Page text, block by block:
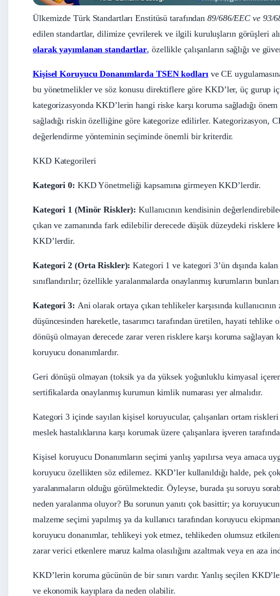
Ülkemizde Türk Standartları Enstitüsü tarafından89/686/EEC ve
edilen standartlar, dilimize çevrilerek ve ilgili kuruluşların görüşleri
olarak yayımlanan standartlar, özellikle çalışanların sağlığı ve
Kişisel Koruyucu Donanımlarda TSEN kodları ve CE
bu yönetmelikler ve söz konusu direktiflere göre KKD’ler, üç gurup
kategorizasyonda KKD’lerin hangi riske karşı koruma sağladığı
sağladığı riskin özelliğine göre kategorize edilirler. Kategorizasyon,
değerlendirme yönteminin seçiminde önemli bir kriterdir.
KKD Kategorileri
Kategori 0: KKD Yönetmeliği kapsamına girmeyen KKD’lerdir.
Kategori 1 (Minör Riskler): Kullanıcının kendisinin
çıkan ve zamanında fark edilebilir derecede düşük düzeydeki risklere
KKD’lerdir.
Kategori 2 (Orta Riskler): Kategori 1 ve kategori 3’ün dışında
sınıflandırılır; özellikle yaralanmalarda onaylanmış kurumların
Kategori 3: Ani olarak ortaya çıkan tehlikeler karşısında
düşüncesinden hareketle, tasarımcı tarafından üretilen, hayati tehlike
dönüşü olmayan derecede zarar veren risklere karşı koruma sağlayan
koruyucu donanımlardır.
Geri dönüşü olmayan (toksik ya da yüksek yoğunluklu kimyasal
sertifikalarda onaylanmış kurumun kimlik numarası yer almalıdır.
Kategori 3 içinde sayılan kişisel koruyucular, çalışanları ortam
meslek hastalıklarına karşı korumak üzere çalışanlara işveren
Kişisel koruyucu Donanımların seçimi yanlış yapılırsa veya amaca
koruyucu özellikten söz edilemez. KKD’ler kullanıldığı halde, pek
yaralanmaların olduğu görülmektedir. Öyleyse, burada şu soruyu
neden yaralanma oluyor? Bu sorunun yanıtı çok basittir; ya
malzeme seçimi yapılmış ya da kullanıcı tarafından koruyucu
koruyucu donanımlar, tehlikeyi yok etmez, tehlikeden olumsuz
zarar verici etkenlere maruz kalma olasılığını azaltmak veya en aza
KKD’lerin koruma gücünün de bir sınırı vardır. Yanlış seçilen
ve ekonomik kayıplara da neden olabilir.